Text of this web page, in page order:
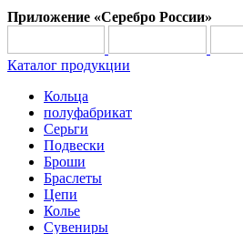
Приложение «Серебро России»
Каталог продукции
Кольца
полуфабрикат
Серьги
Подвески
Броши
Браслеты
Цепи
Колье
Сувениры